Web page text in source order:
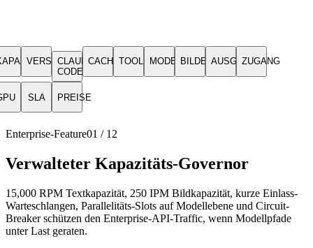
VERSICHERUNG
CLAUDE
CODE
CACHETOOLS MODELLEBILDERAUSGABENZUGANG
SLA PREISE
Enterprise-Feature01 / 12
Verwalteter Kapazitäts-Governor
15,000 RPM Textkapazität, 250 IPM Bildkapazität, kurze Einlass-
Warteschlangen, Parallelitäts-Slots auf Modellebene und Circuit-
Breaker schützen den Enterprise-API-Traffic, wenn Modellpfade
unter Last geraten.